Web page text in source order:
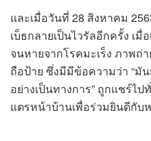
และเมื่อวันที่ 28 สิงหาคม
เบ็ธกลายเป็นไวรัลอีกครั้ง เ
จนหายจากโรคมะเร็ง ภาพถ่
ถือป้าย ซึ่งมีมีข้อความว่า “มั
อย่างเป็นทางการ” ถูกแชร์ไ
แตรหน้าบ้านเพื่อร่วมยินดีกับ